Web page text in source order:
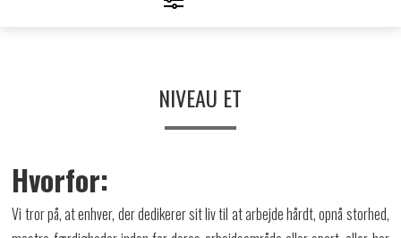
Der Brygges!
NIVEAU ET
Hvorfor:
Vi tror på, at enhver, der dedikerer sit liv til at arbejde hårdt, opnå storhed,